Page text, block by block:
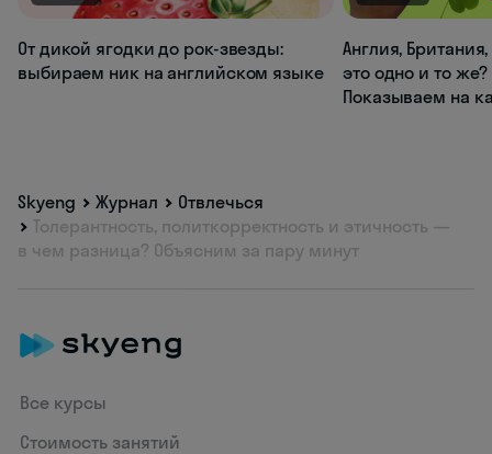
От дикой ягодки до рок-звезды:
выбираем ник на английском языке
Англия,
это одно и то
Показываем на
Skyeng Журнал
Отвлечься
Толерантность, политкорректность и этичность —
в чем разница? Объясним за пару минут
Все курсы
Стоимость занятий